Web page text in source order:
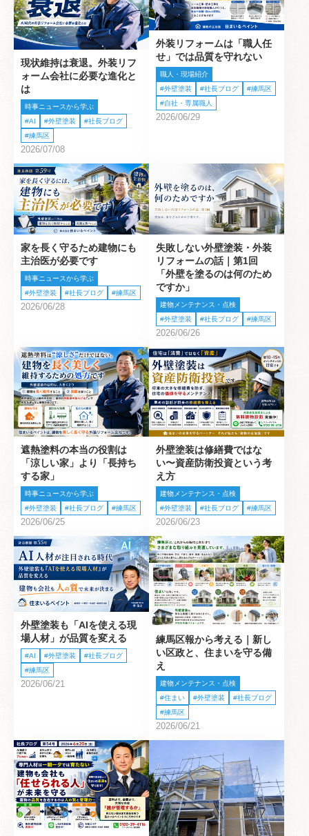
現状維持は衰退。外装リフ
ォーム会社に必要な進化と
は
時事ニュースから学ぶ
AI
外壁塗装
社長ブログ
練馬区
2026/07/08
外装リフォームは「職人任
せ」では品質を守れない
職人・現場紹介
外壁塗装
社長ブログ
練馬区
自社・専属職人
2026/06/29
家を長く守るため建物にも
主治医が必要です
時事ニュースから学ぶ
外壁塗装
社長ブログ 練馬区
2026/06/28
失敗しない外壁塗装・外装
リフォームの話｜第1回
「外壁を塗るのは何のため
ですか」
建物メンテナンス・点検
外壁塗装
社長ブログ 練馬区
2026/06/26
遮熱塗料の本当の役割は
「涼しい家」より「長持ち
する家」
時事ニュースから学ぶ
外壁塗装
社長ブログ 練馬区
2026/06/25
外壁塗装は修繕費ではな
い〜資産防衛投資という考
え方
建物メンテナンス・点検
外壁塗装
社長ブログ 練馬区
2026/06/23
外壁塗装も「AIを使える現
場人材」が品質を変える
AI 外壁塗装
社長ブログ
練馬区
2026/06/21
練馬区報から考える｜新し
い区政と、住まいを守る備
え
建物メンテナンス・点検
住まい
外壁塗装
社長ブログ
練馬区
2026/06/21